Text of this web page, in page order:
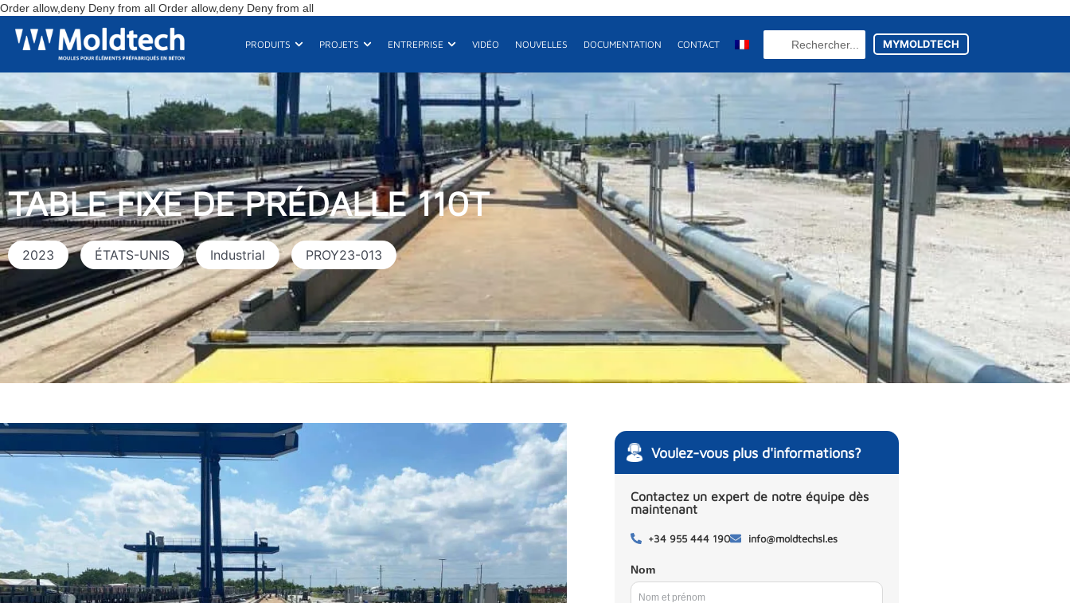
Order allow,deny Deny from all Order allow,deny Deny from allAller
contenu
PRODUITS Ouvrir Produits
PROJETS Ouvrir Projets
ENTREPRISE Ouvrir Entreprise
VIDÉO NOUVELLES DOCUMENTATION CONTACT
EN
RU
Deutsch(Allemand)
MYMOLDTECH
TABLE FIXE DE PRÉDALLE 110T
2023 ÉTATS-UNIS Industrial PROY23-013
Voulez-vous plus d'informations?
Contactez un expert de notre équipe dès
maintenant
+34 955 444 190 info@moldtechsl.es
Nom